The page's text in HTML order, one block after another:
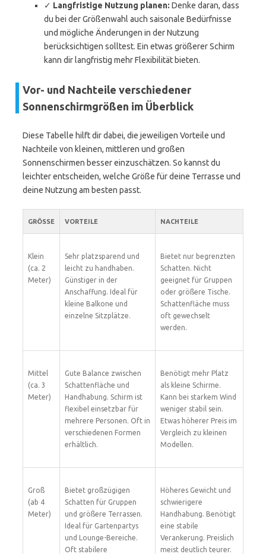
✓ Langfristige Nutzung planen: Denke daran, dass
du bei der Größenwahl auch saisonale Bedürfnisse
und mögliche Änderungen in der Nutzung
berücksichtigen solltest. Ein etwas größerer Schirm
kann dir langfristig mehr Flexibilität bieten.
Vor- und Nachteile verschiedener
Sonnenschirmgrößen im Überblick
Diese Tabelle hilft dir dabei, die jeweiligen Vorteile und
Nachteile von kleinen, mittleren und großen
Sonnenschirmen besser einzuschätzen. So kannst du
leichter entscheiden, welche Größe für deine Terrasse und
deine Nutzung am besten passt.
GRÖSSE VORTEILE NACHTEILE
Klein
(ca. 2
Meter)
Sehr platzsparend und
leicht zu handhaben.
Günstiger in der
Anschaffung. Ideal für
kleine Balkone und
einzelne Sitzplätze.
Bietet nur begrenzten
Schatten. Nicht
geeignet für Gruppen
oder größere Tische.
Schattenfläche muss
oft gewechselt
werden.
Mittel
(ca. 3
Meter)
Gute Balance zwischen
Schattenfläche und
Handhabung. Schirm ist
flexibel einsetzbar für
mehrere Personen. Oft in
verschiedenen Formen
erhältlich.
Benötigt mehr Platz
als kleine Schirme.
Kann bei starkem Wind
weniger stabil sein.
Etwas höherer Preis im
Vergleich zu kleinen
Modellen.
Groß
(ab 4
Meter)
Bietet großzügigen
Schatten für Gruppen
und größere Terrassen.
Ideal für Gartenpartys
und Lounge-Bereiche.
Oft stabilere
Höheres Gewicht und
schwierigere
Handhabung. Benötigt
eine stabile
Verankerung. Preislich
meist deutlich teurer.